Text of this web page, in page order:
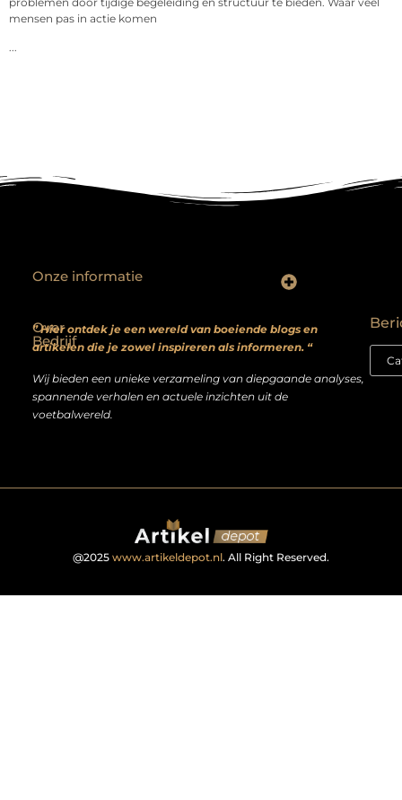
mensen pas in actie komen
...
Over
Bedrijf
” Hier ontdek je een wereld van boeiende blogs en
artikelen die je zowel inspireren als informeren. “
Wij bieden een unieke verzameling van diepgaande analyses,
spannende verhalen en actuele inzichten uit de
voetbalwereld.
Onze informatie
@2025 www.artikeldepot.nl. All Right Reserved.